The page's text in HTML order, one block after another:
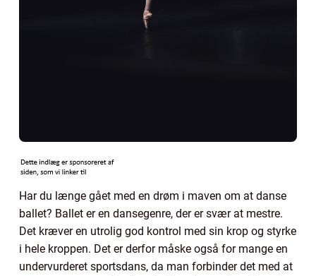
Har du længe gået med en drøm i maven om at danse
ballet? Ballet er en dansegenre, der er svær at mestre.
Det kræver en utrolig god kontrol med sin krop og styrke
i hele kroppen. Det er derfor måske også for mange en
undervurderet sportsdans, da man forbinder det med at